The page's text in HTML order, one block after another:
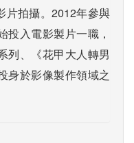
片拍攝。2012年參與
投入電影製片一職，
列、《花甲大人轉男
身於影像製作領域之